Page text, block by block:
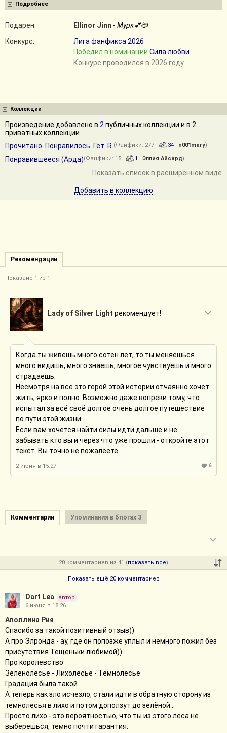
Подробнее
Подарен: Ellinor Jinn - Мурк💕😽
Конкурс:
Лига фанфикса 2026
Победил в номинации Сила любви
Конкурс проводился в 2026 году
Коллекции
Произведение добавлено в 2 публичных коллекции и в 2
приватных коллекции
Прочитано. Понравилось. Гет. R. (Фанфики: 277 34 n001mary)
Понравившееся (Арда)(Фанфики: 15 1 Эллия Айсард)
Показать список в расширенном виде
Добавить в коллекцию
Рекомендации
Показано 1 из 1
Lady of Silver Light рекомендует!
Когда ты живёшь много сотен лет, то ты меняешься
много видишь, много знаешь, многое чувствуешь и много
страдаешь.
Несмотря на всё это герой этой истории отчаянно хочет
жить, ярко и полно. Возможно даже вопреки тому, что
испытал за всё своё долгое очень долгое путешествие
по пути этой жизни.
Если вам хочется найти силы идти дальше и не
забывать кто вы и через что уже прошли - откройте этот
текст. Вы точно не пожалеете.
2 июня в 15:27 6
Комментарии Упоминания в блогах 3
20 комментариев из 41 (показать все)
Показать ещё 20 комментариев
Dart Lea
автор
6 июня в 18:26
Аполлина Рия
Спасибо за такой позитивный отзыв))
А про Элронда - ау, где он попозже уплыл и немного пожил без
присутствия Тещеньки любимой))
Про королевство
Зеленолесье - Лихолесье - Темнолесье
Градация была такой.
А теперь как зло исчезло, стали идти в обратную сторону из
темнолесья в лихо и потом доползут до зелёной...
Просто лихо - это вероятностью, что ты из этого леса не
выберешься, темно почти гарантия.